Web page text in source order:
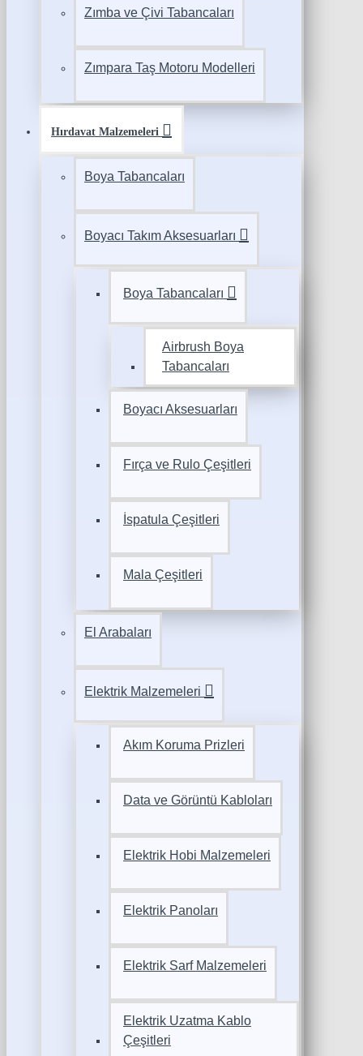
Zımba ve Çivi Tabancaları
Zımpara Taş Motoru Modelleri
Hırdavat Malzemeleri
Boya Tabancaları
Boyacı Takım Aksesuarları
Boya Tabancaları
Airbrush Boya
Tabancaları
Boyacı Aksesuarları
Fırça ve Rulo Çeşitleri
İspatula Çeşitleri
Mala Çeşitleri
El Arabaları
Elektrik Malzemeleri
Akım Koruma Prizleri
Data ve Görüntü Kabloları
Elektrik Hobi Malzemeleri
Elektrik Panoları
Elektrik Sarf Malzemeleri
Elektrik Uzatma Kablo
Çeşitleri